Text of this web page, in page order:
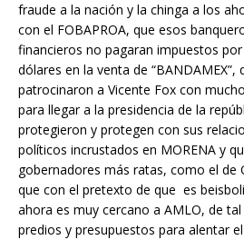
fraude a la nación y la chinga a los
con el FOBAPROA, que esos
financieros no pagaran impuestos
dólares en la venta de “BANDAMEX”,
patrocinaron a Vicente Fox con
para llegar a la presidencia de la
protegieron y protegen con sus
políticos incrustados en MORENA y
gobernadores más ratas, como el de
que con el pretexto de que es
ahora es muy cercano a AMLO, de
predios y presupuestos para alentar